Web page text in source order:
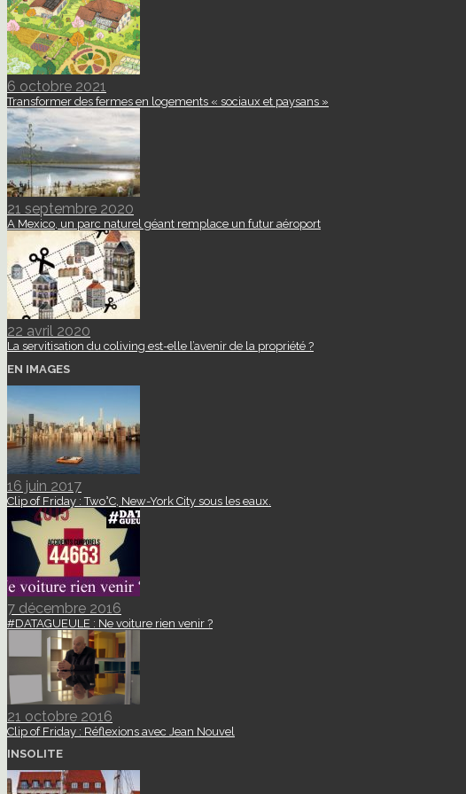
6 octobre 2021
Transformer des fermes en logements « sociaux et paysans »
21 septembre 2020
A Mexico, un parc naturel géant remplace un futur aéroport
22 avril 2020
La servitisation du coliving est-elle l’avenir de la propriété ?
EN IMAGES
16 juin 2017
Clip of Friday : Two°C, New-York City sous les eaux.
7 décembre 2016
#DATAGUEULE : Ne voiture rien venir ?
21 octobre 2016
Clip of Friday : Réflexions avec Jean Nouvel
INSOLITE